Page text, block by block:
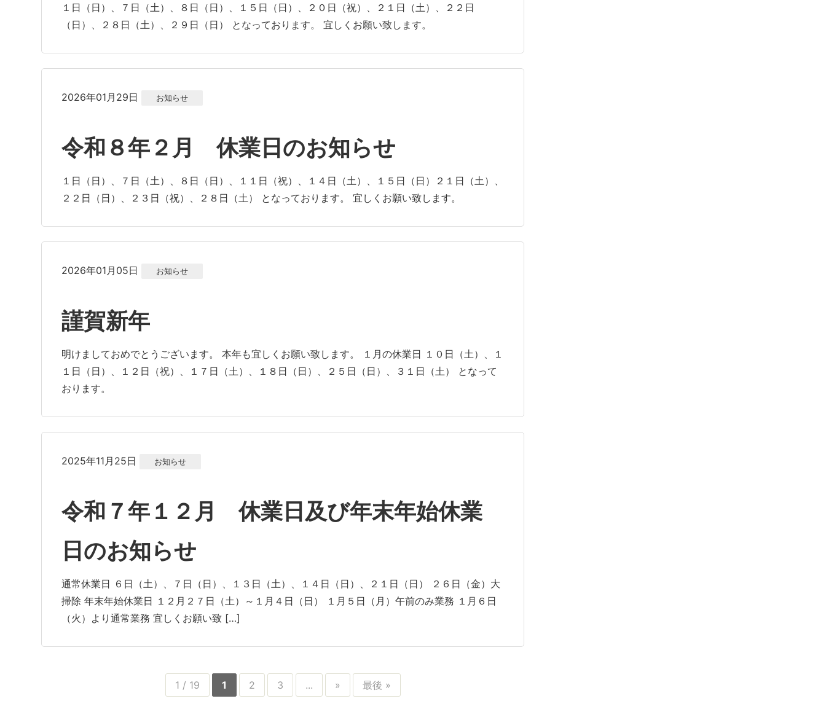
１日（日）、７日（土）、８日（日）、１５日（日）、２０日（祝）、２１日（土）、２２日
（日）、２８日（土）、２９日（日） となっております。 宜しくお願い致します。
2026年01月29日 お知らせ
令和８年２月 休業日のお知らせ
１日（日）、７日（土）、８日（日）、１１日（祝）、１４日（土）、１５日（日）２１日（土）、
２２日（日）、２３日（祝）、２８日（土） となっております。 宜しくお願い致します。
2026年01月05日 お知らせ
謹賀新年
明けましておめでとうございます。 本年も宜しくお願い致します。 １月の休業日 １０日（土）、１
１日（日）、１２日（祝）、１７日（土）、１８日（日）、２５日（日）、３１日（土） となって
おります。
2025年11月25日 お知らせ
令和７年１２月 休業日及び年末年始休業
日のお知らせ
通常休業日 ６日（土）、７日（日）、１３日（土）、１４日（日）、２１日（日） ２６日（金）大
掃除 年末年始休業日 １２月２７日（土）～１月４日（日） １月５日（月）午前のみ業務 １月６日
（火）より通常業務 宜しくお願い致 […]
1 / 19 1 2 3 ... » 最後 »